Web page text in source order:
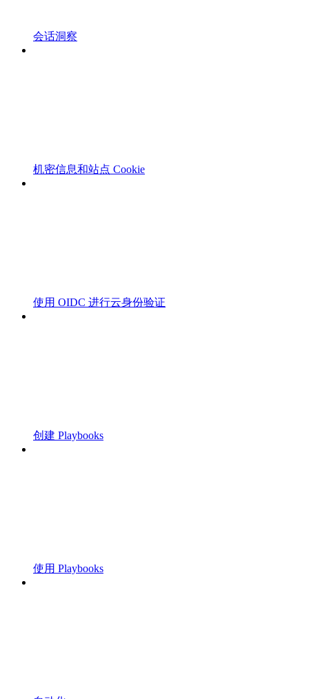
会话洞察
机密信息和站点 Cookie
使用 OIDC 进行云身份验证
创建 Playbooks
使用 Playbooks